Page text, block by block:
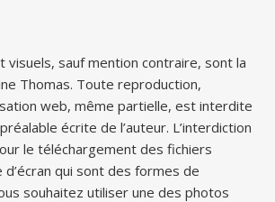
visuels, sauf mention contraire, sont la
Thomas. Toute reproduction,
web, même partielle, est interdite
écrite de l’auteur. L’interdiction
le téléchargement des fichiers
qui sont des formes de
souhaitez utiliser une des photos